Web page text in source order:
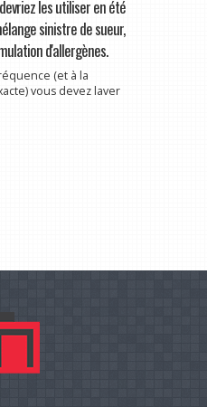
les utiliser en été
sinistre de sueur,
d'allergènes.
(et à la
vous devez laver